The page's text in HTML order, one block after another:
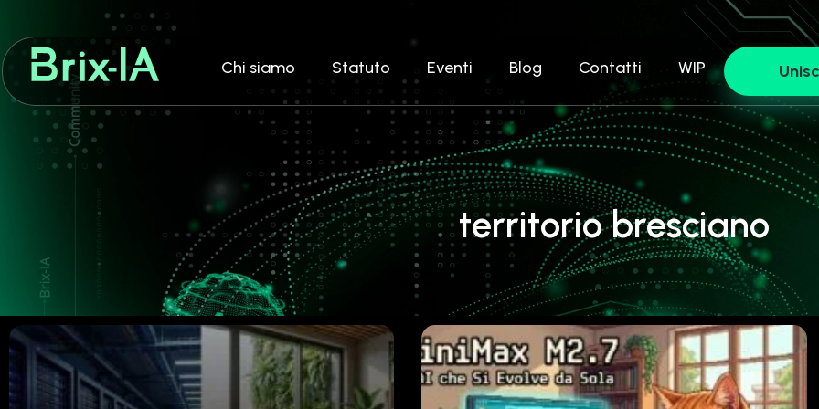
Chi siamo Statuto Eventi Blog Contatti WIP
territorio bresciano